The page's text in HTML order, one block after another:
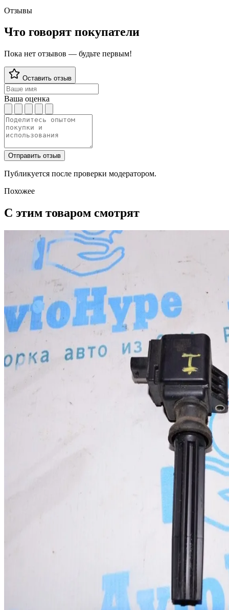
Отзывы
Что говорят покупатели
Пока нет отзывов — будьте первым!
Оставить отзыв
Ваша оценка
Отправить отзыв
Публикуется после проверки модератором.
Похожее
С этим товаром смотрят